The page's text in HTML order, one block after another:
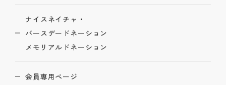
ナイスネイチャ・
バースデードネーション
メモリアルドネーション
会員専用ページ